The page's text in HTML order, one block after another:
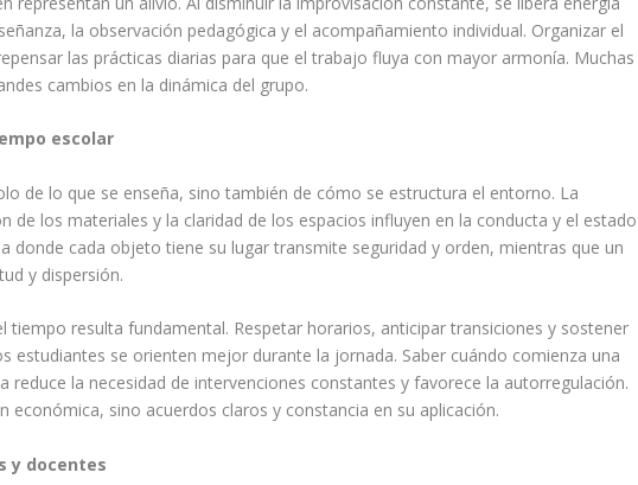
la observación pedagógica y el acompañamiento individual. Organizar el
las prácticas diarias para que el trabajo fluya con mayor armonía. Muchas
cambios en la dinámica del grupo.
escolar
de lo que se enseña, sino también de cómo se estructura el entorno. La
de los materiales y la claridad de los espacios influyen en la conducta y el estado
donde cada objeto tiene su lugar transmite seguridad y orden, mientras que un
y dispersión.
tiempo resulta fundamental. Respetar horarios, anticipar transiciones y sostener
estudiantes se orienten mejor durante la jornada. Saber cuándo comienza una
reduce la necesidad de intervenciones constantes y favorece la autorregulación.
económica, sino acuerdos claros y constancia en su aplicación.
y docentes